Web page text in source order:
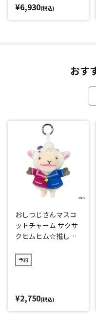
¥6,930(税込)
おす
おしつじさんマスコ
ットチャーム サクサ
クヒムヒム☆推しの
予約
¥2,750(税込)